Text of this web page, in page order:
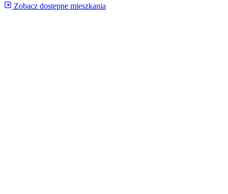
Zobacz dostępne mieszkania